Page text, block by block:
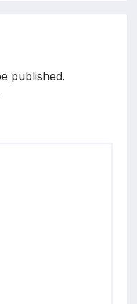
published.